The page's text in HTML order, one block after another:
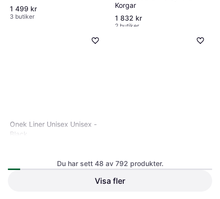
1 499 kr
3 butiker
Korgar
1 832 kr
2 butiker
Onek Liner Unisex Unisex -
Black
Du har sett 48 av 792 produkter.
Visa fler